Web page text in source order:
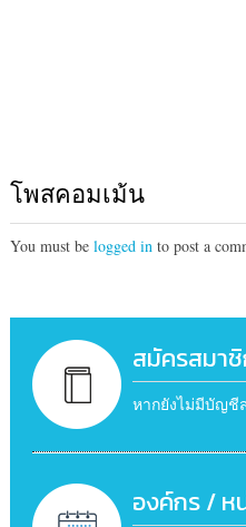
โพสคอมเม้น
You must be logged into post a
สมัครสมา
หากยังไม่มีบัญชี
องค์กร / ห